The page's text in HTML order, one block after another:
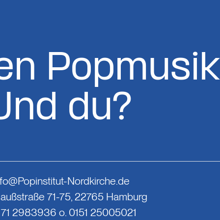
du?
Nordkirche.de
71-75, 22765 Hamburg
2983936 o. 0151 25005021